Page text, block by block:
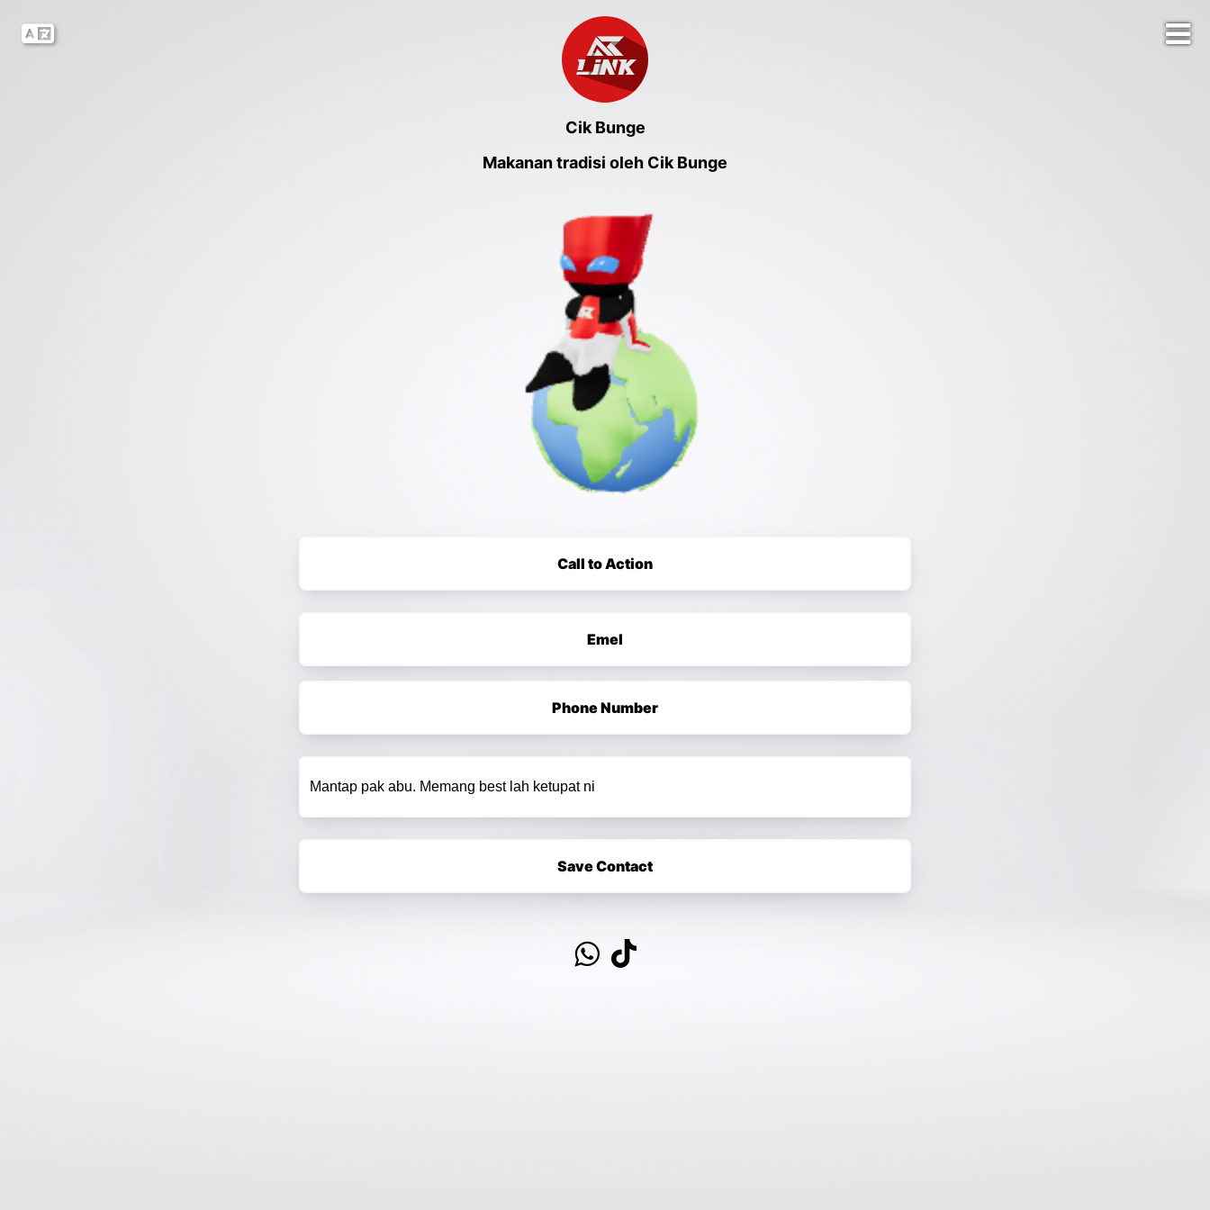
Cik Bunge
Makanan tradisi oleh Cik Bunge
Call to Action
Emel
Phone Number
Mantap pak abu. Memang best lah ketupat ni
Save Contact